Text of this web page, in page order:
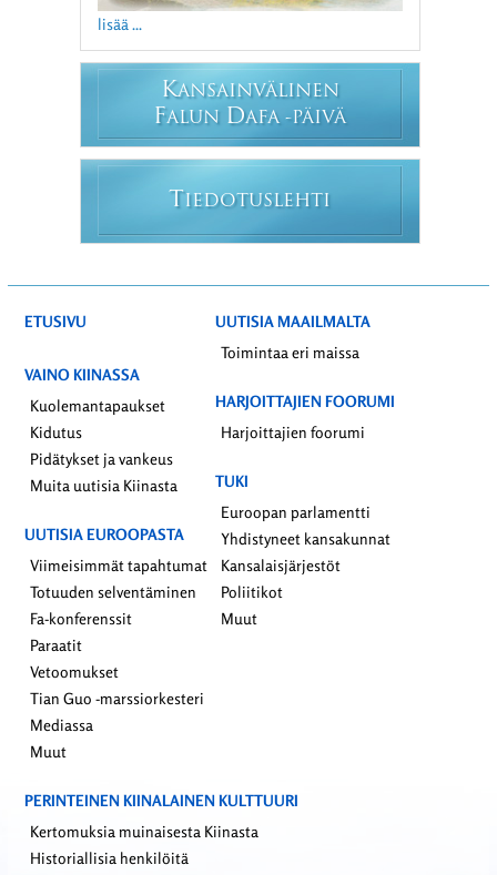
lisää ...
KANSAINVÄLINEN
FALUN DAFA -PÄIVÄ
T IEDOTUSLEHTI
ETUSIVU
VAINO KIINASSA
Kuolemantapaukset
Kidutus
Pidätykset ja vankeus
Muita uutisia Kiinasta
UUTISIA EUROOPASTA
Viimeisimmät tapahtumat
Totuuden selventäminen
Fa-konferenssit
Paraatit
Vetoomukset
Tian Guo -marssiorkesteri
Mediassa
Muut
UUTISIA MAAILMALTA
Toimintaa eri maissa
HARJOITTAJIEN FOORUMI
Harjoittajien foorumi
TUKI
Euroopan parlamentti
Yhdistyneet kansakunnat
Kansalaisjärjestöt
Poliitikot
Muut
PERINTEINEN KIINALAINEN KULTTUURI
Kertomuksia muinaisesta Kiinasta
Historiallisia henkilöitä